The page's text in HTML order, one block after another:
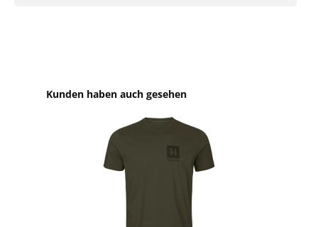
Produktgalerie überspringen
Kunden haben auch gesehen